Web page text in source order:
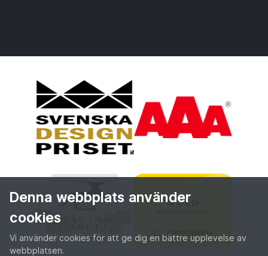
Denna webbplats använder
cookies
Vi använder cookies för att ge dig en bättre upplevelse av
webbplatsen.